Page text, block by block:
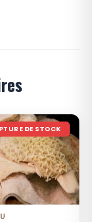
DE STOCK